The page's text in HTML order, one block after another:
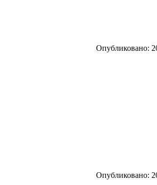
Опубликовано:
Опубликовано: